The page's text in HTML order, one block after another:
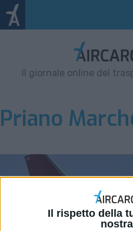
Il rispetto della
Il giornale online del
Priano